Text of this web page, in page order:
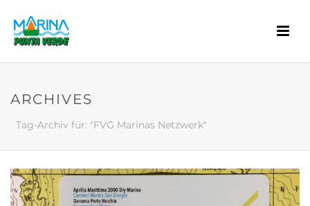
ARCHIVES
Tag-Archiv für: "FVG Marinas Netzwerk"